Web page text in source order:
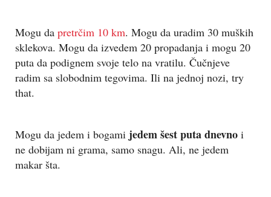
Mogu da pretrčim 10 km. Mogu da uradim 30 muških
sklekova. Mogu da izvedem 20 propadanja i mogu 20
puta da podignem svoje telo na vratilu. Čučnjeve
radim sa slobodnim tegovima. Ili na jednoj nozi, try
that.
Mogu da jedem i bogami jedem šest puta dnevno i
ne dobijam ni grama, samo snagu. Ali, ne jedem
makar šta.